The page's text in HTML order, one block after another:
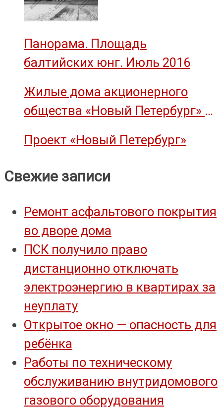
Панорама. Площадь
балтийских юнг. Июль 2016
Жилые дома акционерного
общества «Новый Петербург» —
Проект «Новый Петербург»
Свежие записи
Ремонт асфальтового покрытия
во дворе дома
ПСК получило право
дистанционно отключать
электроэнергию в квартирах за
неуплату
Открытое окно — опасность для
ребёнка
Работы по техническому
обслуживанию внутридомового
газового оборудования